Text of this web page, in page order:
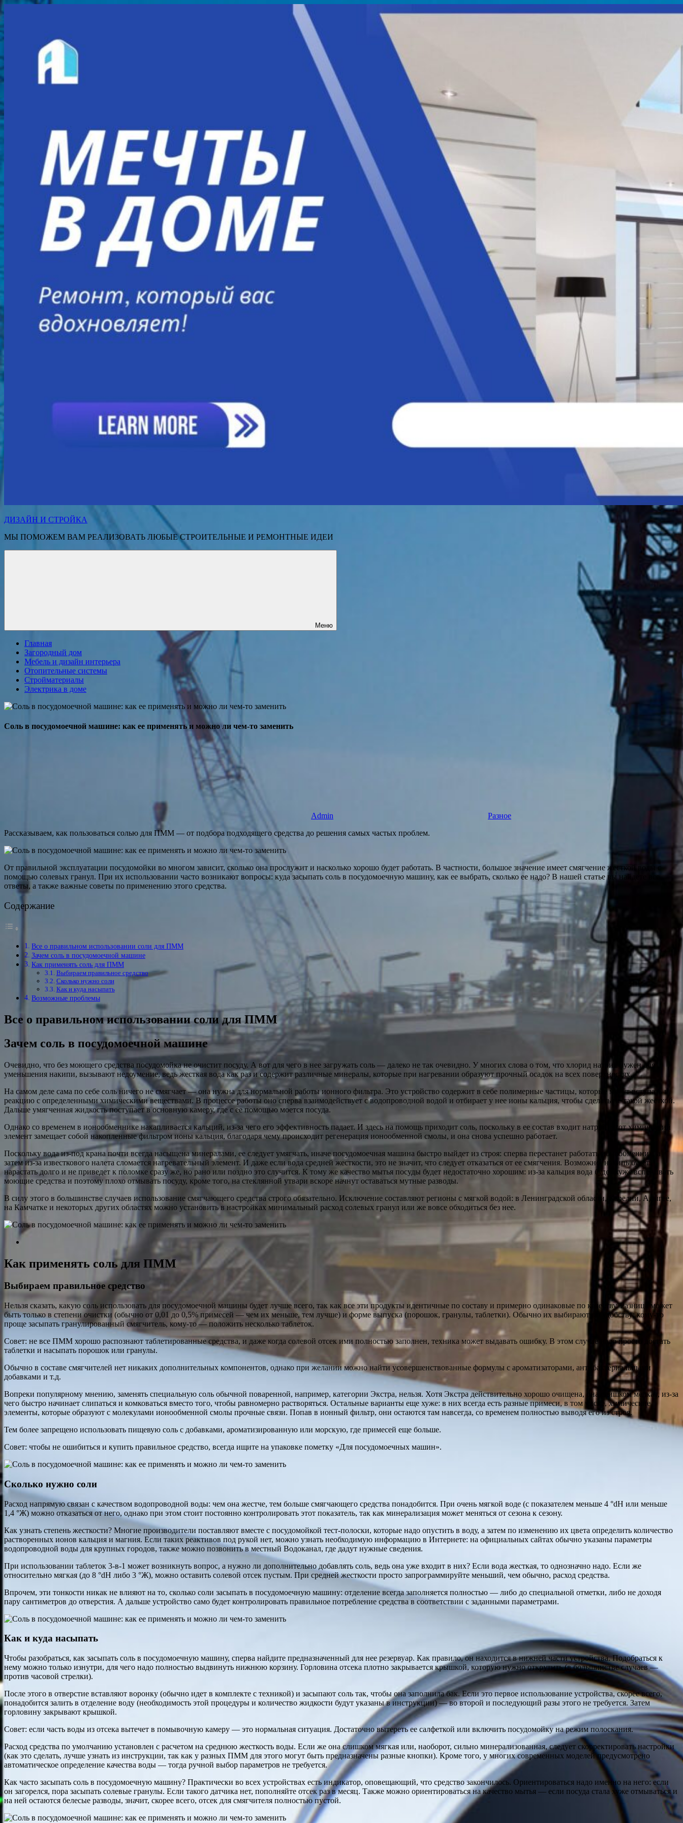
к
содержимому
ДИЗАЙН И СТРОЙКА
МЫ ПОМОЖЕМ ВАМ РЕАЛИЗОВАТЬ ЛЮБЫЕ СТРОИТЕЛЬНЫЕ И РЕМОНТНЫЕ ИДЕИ
Меню
Главная
Загородный дом
Мебель и дизайн интерьера
Отопительные системы
Стройматериалы
Электрика в доме
Соль в посудомоечной машине: как ее применять и можно ли чем-то заменить
Admin
Разное
Рассказываем, как пользоваться солью для ПММ — от подбора подходящего средства до решения самых частых проблем.
От правильной эксплуатации посудомойки во многом зависит, сколько она прослужит и насколько хорошо будет работать. В частности, большое значение имеет смягчение жесткой воды с
помощью солевых гранул. При их использовании часто возникают вопросы: куда засыпать соль в посудомоечную машину, как ее выбрать, сколько ее надо? В нашей статье вы найдете все
ответы, а также важные советы по применению этого средства.
Содержание
Все о правильном использовании соли для ПММ
Зачем соль в посудомоечной машине
Как применять соль для ПММ
Выбираем правильное средство
Сколько нужно соли
Как и куда насыпать
Возможные проблемы
Все о правильном использовании соли для ПММ
Зачем соль в посудомоечной машине
Очевидно, что без моющего средства посудомойка не очистит посуду. А вот для чего в нее загружать соль — далеко не так очевидно. У многих слова о том, что хлорид натрия нужен для
уменьшения накипи, вызывают недоумение, ведь жесткая вода как раз и содержит различные минералы, которые при нагревании образуют прочный осадок на всех поверхностях.
На самом деле сама по себе соль ничего не смягчает — она нужна для нормальной работы ионного фильтра. Это устройство содержит в себе полимерные частицы, которые могут вступать в
реакцию с определенными химическими веществами. В процессе работы оно сперва взаимодействует с водопроводной водой и отбирает у нее ионы кальция, чтобы сделать не такой жесткой.
Дальше умягченная жидкость поступает в основную камеру, где с ее помощью моется посуда.
Однако со временем в ионообменнике накапливается кальций, из-за чего его эффективность падает. И здесь на помощь приходит соль, поскольку в ее состав входит натрий: этот химический
элемент замещает собой накопленные фильтром ионы кальция, благодаря чему происходит регенерация ионообменной смолы, и она снова успешно работает.
Поскольку вода из-под крана почти всегда насыщена минералами, ее следует умягчать, иначе посудомоечная машина быстро выйдет из строя: сперва перестанет работать ионообменник, а
затем из-за известкового налета сломается нагревательный элемент. И даже если вода средней жесткости, это не значит, что следует отказаться от ее смягчения. Возможно, накипь будет
нарастать долго и не приведет к поломке сразу же, но рано или поздно это случится. К тому же качество мытья посуды будет недостаточно хорошим: из-за кальция вода будет хуже вспенивать
моющие средства и поэтому плохо отмывать посуду, кроме того, на стеклянной утвари вскоре начнут оставаться мутные разводы.
В силу этого в большинстве случаев использование смягчающего средства строго обязательно. Исключение составляют регионы с мягкой водой: в Ленинградской области, Карелии, Адыгее,
на Камчатке и некоторых других областях можно установить в настройках минимальный расход солевых гранул или же вовсе обходиться без нее.
Как применять соль для ПММ
Выбираем правильное средство
Нельзя сказать, какую соль использовать для посудомоечной машины будет лучше всего, так как все эти продукты идентичные по составу и примерно одинаковые по качеству. Разница может
быть только в степени очистки (обычно от 0,01 до 0,5% примесей — чем их меньше, тем лучше) и форме выпуска (порошок, гранулы, таблетки). Обычно их выбирают по удобству: кому-то
проще засыпать гранулированный смягчитель, кому-то — положить несколько таблеток.
Совет: не все ПММ хорошо распознают таблетированные средства, и даже когда солевой отсек ими полностью заполнен, техника может выдавать ошибку. В этом случае надо просто достать
таблетки и насыпать порошок или гранулы.
Обычно в составе смягчителей нет никаких дополнительных компонентов, однако при желании можно найти усовершенствованные формулы с ароматизаторами, антибактериальными
добавками и т.д.
Вопреки популярному мнению, заменять специальную соль обычной поваренной, например, категории Экстра, нельзя. Хотя Экстра действительно хорошо очищена, она слишком мелкая, из-за
чего быстро начинает слипаться и комковаться вместо того, чтобы равномерно растворяться. Остальные варианты еще хуже: в них всегда есть разные примеси, в том числе, химические
элементы, которые образуют с молекулами ионообменной смолы прочные связи. Попав в ионный фильтр, они остаются там навсегда, со временем полностью выводя его из строя.
Тем более запрещено использовать пищевую соль с добавками, ароматизированную или морскую, где примесей еще больше.
Совет: чтобы не ошибиться и купить правильное средство, всегда ищите на упаковке пометку «Для посудомоечных машин».
Сколько нужно соли
Расход напрямую связан с качеством водопроводной воды: чем она жестче, тем больше смягчающего средства понадобится. При очень мягкой воде (с показателем меньше 4 °dH или меньше
1,4 °Ж) можно отказаться от него, однако при этом стоит постоянно контролировать этот показатель, так как минерализация может меняться от сезона к сезону.
Как узнать степень жесткости? Многие производители поставляют вместе с посудомойкой тест-полоски, которые надо опустить в воду, а затем по изменению их цвета определить количество
растворенных ионов кальция и магния. Если таких реактивов под рукой нет, можно узнать необходимую информацию в Интернете: на официальных сайтах обычно указаны параметры
водопроводной воды для крупных городов, также можно позвонить в местный Водоканал, где дадут нужные сведения.
При использовании таблеток 3-в-1 может возникнуть вопрос, а нужно ли дополнительно добавлять соль, ведь она уже входит в них? Если вода жесткая, то однозначно надо. Если же
относительно мягкая (до 8 °dH либо 3 °Ж), можно оставить солевой отсек пустым. При средней жесткости просто запрограммируйте меньший, чем обычно, расход средства.
Впрочем, эти тонкости никак не влияют на то, сколько соли засыпать в посудомоечную машину: отделение всегда заполняется полностью — либо до специальной отметки, либо не доходя
пару сантиметров до отверстия. А дальше устройство само будет контролировать правильное потребление средства в соответствии с заданными параметрами.
Как и куда насыпать
Чтобы разобраться, как засыпать соль в посудомоечную машину, сперва найдите предназначенный для нее резервуар. Как правило, он находится в нижней части устройства. Подобраться к
нему можно только изнутри, для чего надо полностью выдвинуть нижнюю корзину. Горловина отсека плотно закрывается крышкой, которую нужно открутить (в большинстве случаев —
против часовой стрелки).
После этого в отверстие вставляют воронку (обычно идет в комплекте с техникой) и засыпают соль так, чтобы она заполнила бак. Если это первое использование устройства, скорее всего,
понадобится залить в отделение воду (необходимость этой процедуры и количество жидкости будут указаны в инструкции) — во второй и последующий разы этого не требуется. Затем
горловину закрывают крышкой.
Совет: если часть воды из отсека вытечет в помывочную камеру — это нормальная ситуация. Достаточно вытереть ее салфеткой или включить посудомойку на режим полоскания.
Расход средства по умолчанию установлен с расчетом на среднюю жесткость воды. Если же она слишком мягкая или, наоборот, сильно минерализованная, следует скорректировать настройки
(как это сделать, лучше узнать из инструкции, так как у разных ПММ для этого могут быть предназначены разные кнопки). Кроме того, у многих современных моделей предусмотрено
автоматическое определение качества воды — тогда ручной выбор параметров не требуется.
Как часто засыпать соль в посудомоечную машину? Практически во всех устройствах есть индикатор, оповещающий, что средство закончилось. Ориентироваться надо именно на него: если
он загорелся, пора засыпать солевые гранулы. Если такого датчика нет, пополняйте отсек раз в месяц. Также можно ориентироваться на качество мытья — если посуда стала хуже отмываться и
на ней остаются белесые разводы, значит, скорее всего, отсек для смягчителя полностью пустой.